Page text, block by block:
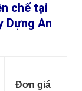
chế tại
Dựng An
Đơn giá